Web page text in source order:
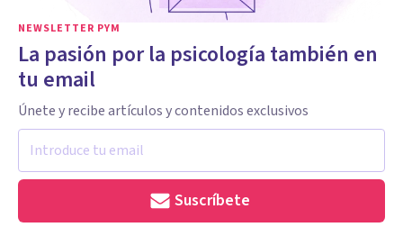
NEWSLETTER PYM
La pasión por la psicología también en
tu email
Únete y recibe artículos y contenidos exclusivos
Suscríbete